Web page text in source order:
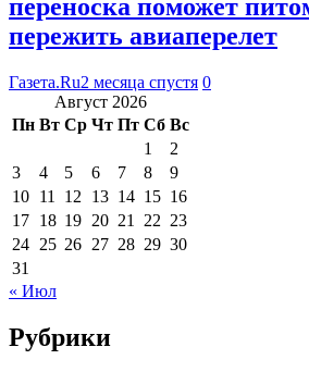
переноска поможет
пережить авиаперелет
Газета.Ru2 месяца спустя 0
Август 2026
Пн Вт Ср Чт Пт Сб Вс
1
2
3
4 5 6 7 8
9
10 11 12 13 14 15 16
17 18 19 20 21 22 23
24 25 26 27 28 29 30
31
« Июл
Рубрики